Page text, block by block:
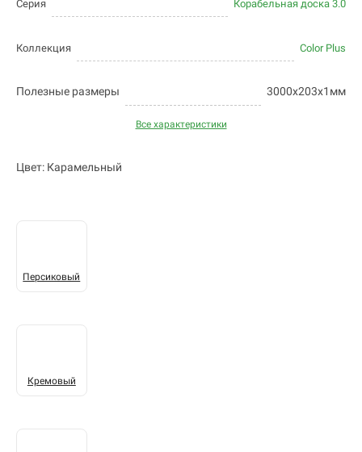
Серия Корабельная доска 3.0
Коллекция Color Plus
Полезные размеры 3000х203х1мм
Все характеристики
Цвет: Карамельный
Персиковый
Кремовый